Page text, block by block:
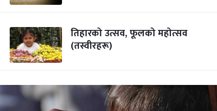
तिहारको उत्सव, फूलको महोत्सव
(तस्वीरहरू)